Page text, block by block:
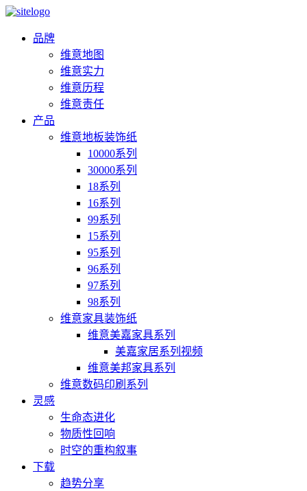
品牌
维意地图
维意实力
维意历程
维意责任
产品
维意地板装饰纸
10000系列
30000系列
18系列
16系列
99系列
15系列
95系列
96系列
97系列
98系列
维意家具装饰纸
维意美嘉家具系列
美嘉家居系列视频
维意美邦家具系列
维意数码印刷系列
灵感
生命态进化
物质性回响
时空的重构叙事
下载
趋势分享